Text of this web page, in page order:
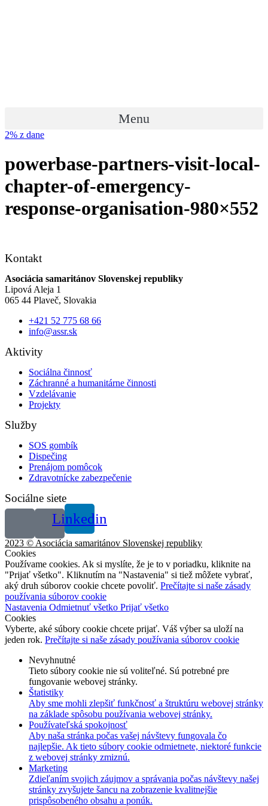
Menu
2% z dane
powerbase-partners-visit-local-
chapter-of-emergency-
response-organisation-980×552
Kontakt
Asociácia samaritánov Slovenskej republiky
Lipová Aleja 1
065 44 Plaveč, Slovakia
+421 52 775 68 66
info@assr.sk
Aktivity
Sociálna činnosť
Záchranné a humanitárne činnosti
Vzdelávanie
Projekty
Služby
SOS gombík
Dispečing
Prenájom pomôcok
Zdravotnícke zabezpečenie
Sociálne siete
Linkedin
2023 © Asociácia samaritánov Slovenskej republiky
Cookies
Používame cookies. Ak si myslíte, že je to v poriadku, kliknite na
"Prijať všetko". Kliknutím na "Nastavenia" si tiež môžete vybrať,
aký druh súborov cookie chcete povoliť. Prečítajte si naše zásady
používania súborov cookie
Nastavenia Odmietnuť všetko Prijať všetko
Cookies
Vyberte, aké súbory cookie chcete prijať. Váš výber sa uloží na
jeden rok. Prečítajte si naše zásady používania súborov cookie
Nevyhnutné
Tieto súbory cookie nie sú voliteľné. Sú potrebné pre
fungovanie webovej stránky.
Štatistiky
Aby sme mohli zlepšiť funkčnosť a štruktúru webovej stránky
na základe spôsobu používania webovej stránky.
Používateľská spokojnosť
Aby naša stránka počas vašej návštevy fungovala čo
najlepšie. Ak tieto súbory cookie odmietnete, niektoré funkcie
z webovej stránky zmiznú.
Marketing
Zdieľaním svojich záujmov a správania počas návštevy našej
stránky zvyšujete šancu na zobrazenie kvalitnejšie
prispôsobeného obsahu a ponúk.